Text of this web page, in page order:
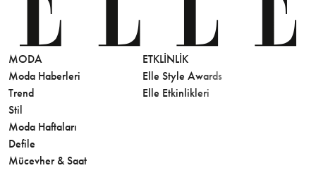
MODA
Moda Haberleri
Trend
Stil
Moda Haftaları
Defile
Mücevher & Saat
ETKLINLIK
Elle Style Awards
Elle Etkinlikleri